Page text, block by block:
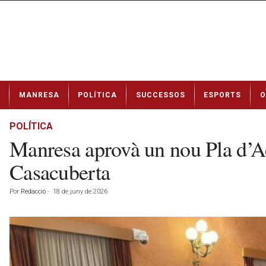
t
MANRESA POLÍTICA SUCCESSOS ESPORTS
POLÍTICA
Manresa aprovà un nou Pla
Casacuberta
Por Redacció - 18 de juny de 2026